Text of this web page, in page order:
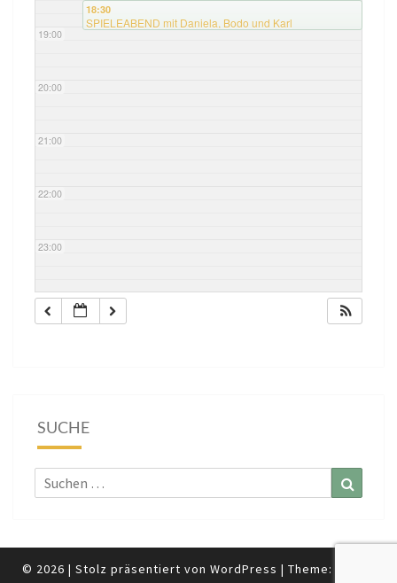
19:00
20:00
21:00
22:00
23:00
18:30
SPIELEABEND mit Daniela, Bodo und Karl
SUCHE
Suchen
nach:
© 2026 | Stolz präsentiert von WordPress | Theme: